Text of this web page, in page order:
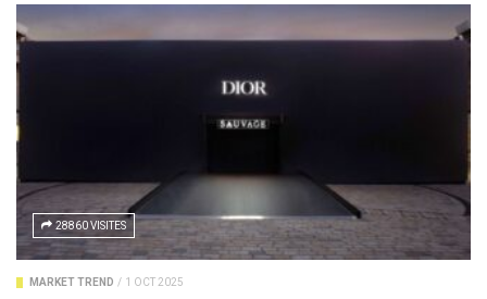
28860 VISITES
MARKET TREND / 1 OCT 2025